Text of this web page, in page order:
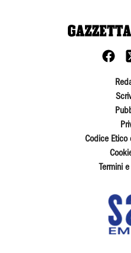
Codice Etico
Termini